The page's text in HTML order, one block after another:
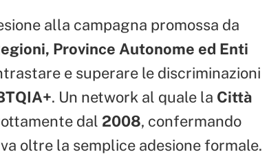
alla campagna promossa da
Province Autonome ed Enti
e superare le discriminazioni
. Un network al quale la Città
dal 2008, confermando
oltre la semplice adesione formale.